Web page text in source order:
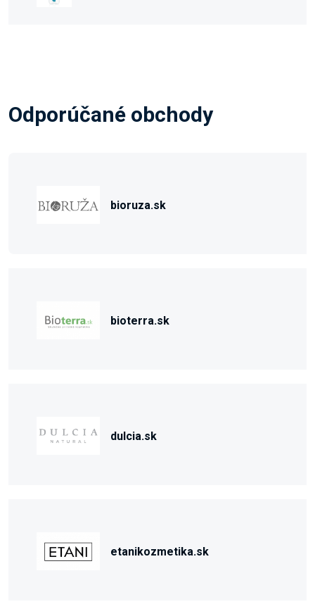
Odporúčané obchody
bioruza.sk
bioterra.sk
dulcia.sk
etanikozmetika.sk